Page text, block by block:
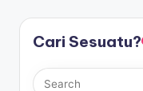
Cari Sesuatu?